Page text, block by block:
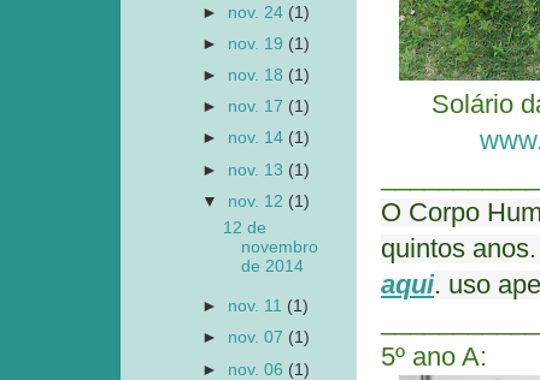
Solário
O Corpo
quintos
aqui. uso
5º ano A:
► nov. 24 (1)
► nov. 19 (1)
► nov. 18 (1)
► nov. 17 (1)
► nov. 14 (1)
► nov. 13 (1)
▼ nov. 12 (1)
12 de
novembro
de 2014
► nov. 11 (1)
► nov. 07 (1)
► nov. 06 (1)